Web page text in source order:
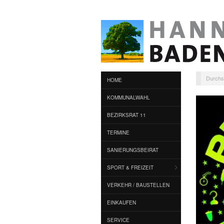
HOME
KOMMUNALWAHL
BEZIRKSRAT 11
TERMINE
SANIERUNGSBEIRAT
SPORT & FREIZEIT
VERKEHR / BAUSTELLEN
EINKAUFEN
SERVICE